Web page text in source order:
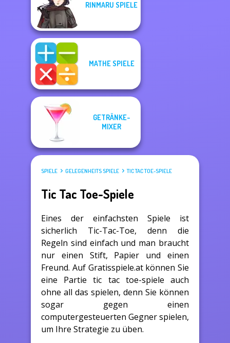
RINMARU SPIELE
MATHE SPIELE
GETRÄNKE-
MIXER
SPIELE GELEGENHEITS SPIELE TIC TAC TOE-SPIELE
Tic Tac Toe-Spiele
Eines der einfachsten Spiele ist
sicherlich Tic-Tac-Toe, denn die
Regeln sind einfach und man braucht
nur einen Stift, Papier und einen
Freund. Auf Gratisspiele.at können Sie
eine Partie tic tac toe-spiele auch
ohne all das spielen, denn Sie können
sogar gegen einen
computergesteuerten Gegner spielen,
um Ihre Strategie zu üben.